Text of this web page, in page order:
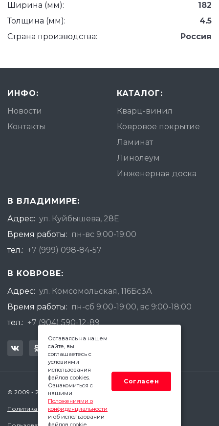
Ширина (мм):
182
Толщина (мм):
4.5
Страна производства:
Россия
ИНФО:
Новости
Контакты
КАТАЛОГ:
Кварц-винил
Ковровое покрытие
Ламинат
Линолеум
Инженерная доска
В ВЛАДИМИРЕ:
Адрес: ул. Куйбышева, 28Е
Время работы: пн-вс 9:00-19:00
тел.: +7 (999) 098-84-57
В КОВРОВЕ:
Адрес: ул. Комсомольская, 116Бс3А
Время работы: пн-сб 9:00-19:00, вс 9:00-18:00
тел.: +7 (904) 590-12-89
© 2009 - 2026 Квадратный Метр - Ковров
Политика конфиденциальности
Оставаясь на нашем
сайте, вы
соглашаетесь с
условиями
использования
файлов cookies.
Ознакомиться с
нашими
Положениями о
конфиденциальности
и об использовании
файлов cookie.
Согласен